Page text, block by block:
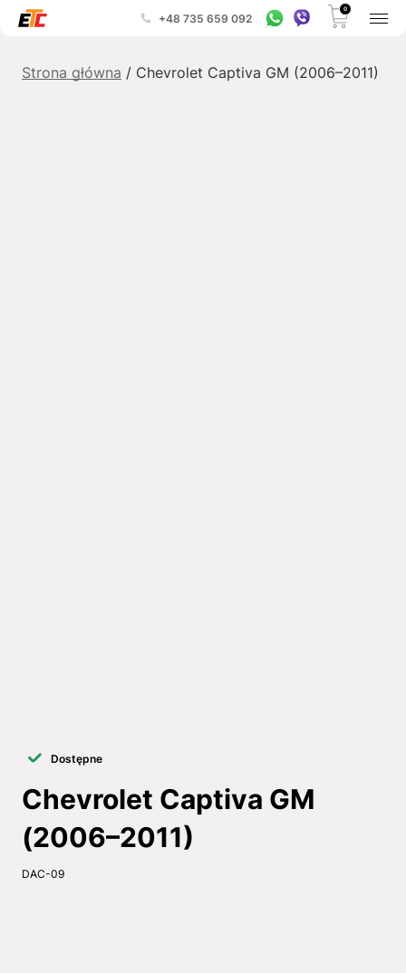
+48 735 659 092
0
Strona główna / Chevrolet Captiva GM (2006–2011)
Dostępne
Chevrolet Captiva GM
(2006–2011)
DAC-09